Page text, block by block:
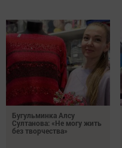
Бугульминка Алсу
Султанова: «Не могу жить
без творчества»